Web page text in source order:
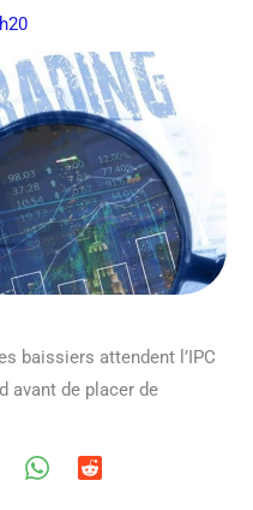
baissiers attendent l’IPC
avant de placer de